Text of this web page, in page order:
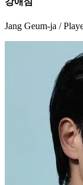
Jang Geum-ja /